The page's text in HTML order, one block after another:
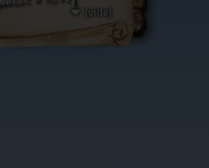
(vide)